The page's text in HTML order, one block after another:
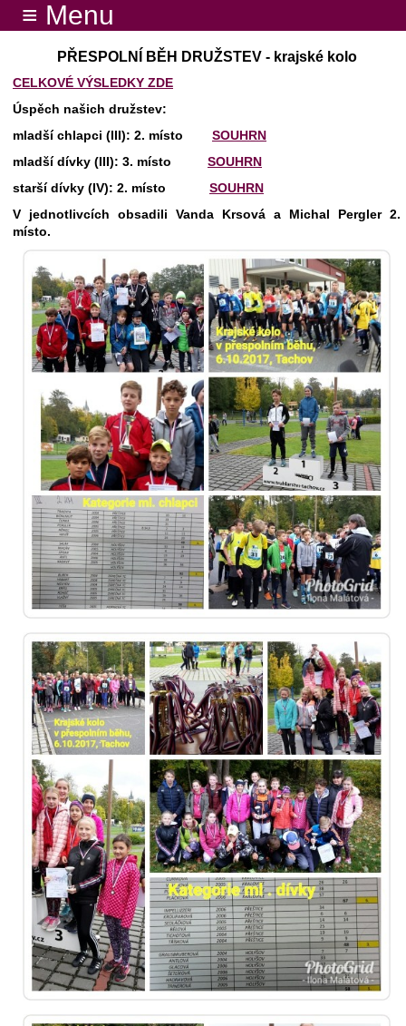
≡ Menu
PŘESPOLNÍ BĚH DRUŽSTEV - krajské kolo
CELKOVÉ VÝSLEDKY ZDE
Úspěch našich družstev:
mladší chlapci (III): 2. místo
SOUHRN
mladší dívky (III): 3. místo
SOUHRN
starší dívky (IV): 2. místo
SOUHRN
V jednotlivcích obsadili Vanda Krsová a Michal Pergler 2.
místo.